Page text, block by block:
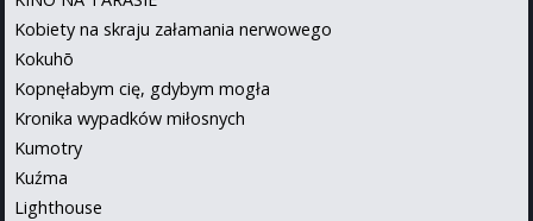
Kobiety na skraju załamania nerwowego
Kokuhō
Kopnęłabym cię, gdybym mogła
Kronika wypadków miłosnych
Kumotry
Kuźma
Lighthouse